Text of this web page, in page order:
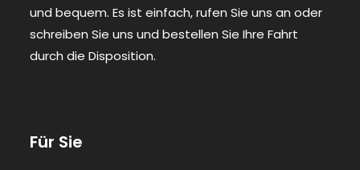
und bequem. Es ist einfach, rufen Sie uns an oder
schreiben Sie uns und bestellen Sie Ihre Fahrt
durch die Disposition.
Für Sie